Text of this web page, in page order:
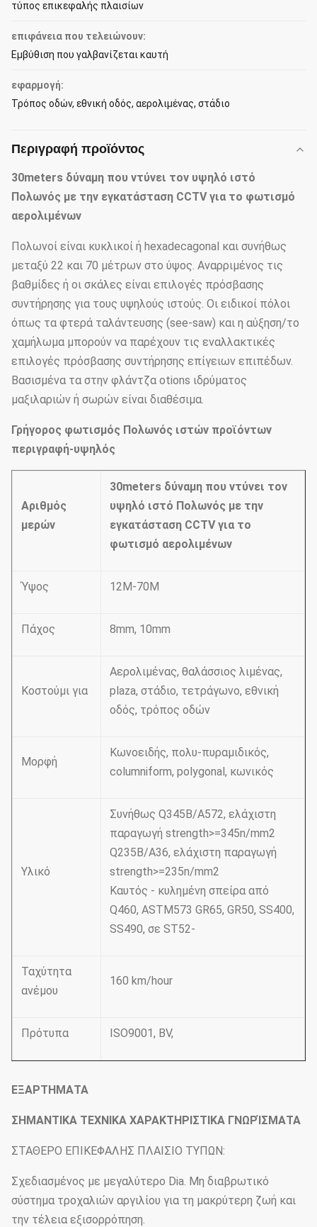
τύπος επικεφαλής πλαισίων
επιφάνεια που τελειώνουν:
Εμβύθιση που γαλβανίζεται καυτή
εφαρμογή:
Τρόπος οδών, εθνική οδός, αερολιμένας, στάδιο
Περιγραφή προϊόντος
30meters δύναμη που ντύνει τον υψηλό ιστό
Πολωνός με την εγκατάσταση CCTV για το φωτισμό
αερολιμένων
Πολωνοί είναι κυκλικοί ή hexadecagonal και συνήθως
μεταξύ 22 και 70 μέτρων στο ύψος. Αναρριμένος τις
βαθμίδες ή οι σκάλες είναι επιλογές πρόσβασης
συντήρησης για τους υψηλούς ιστούς. Οι ειδικοί πόλοι
όπως τα φτερά ταλάντευσης (see-saw) και η αύξηση/το
χαμήλωμα μπορούν να παρέχουν τις εναλλακτικές
επιλογές πρόσβασης συντήρησης επίγειων επιπέδων.
Βασισμένα τα στην φλάντζα otions ιδρύματος
μαξιλαριών ή σωρών είναι διαθέσιμα.
Γρήγορος φωτισμός Πολωνός ιστών προϊόντων
περιγραφή-υψηλός
Αριθμός
μερών
30meters δύναμη που ντύνει τον
υψηλό ιστό Πολωνός με την
εγκατάσταση CCTV για το
φωτισμό αερολιμένων
Ύψος 12M-70M
Πάχος 8mm, 10mm
Κοστούμι για
Αερολιμένας, θαλάσσιος λιμένας,
plaza, στάδιο, τετράγωνο, εθνική
οδός, τρόπος οδών
Μορφή
Κωνοειδής, πολυ-πυραμιδικός,
columniform, polygonal, κωνικός
Υλικό
Συνήθως Q345B/A572, ελάχιστη
παραγωγή strength>=345n/mm2
Q235B/A36, ελάχιστη παραγωγή
strength>=235n/mm2
Καυτός - κυλημένη σπείρα από
Q460, ASTM573 GR65, GR50, SS400,
SS490, σε ST52-
Ταχύτητα
ανέμου
160 km/hour
Πρότυπα ISO9001, BV,
ΕΞΑΡΤΗΜΑΤΑ
ΣΗΜΑΝΤΙΚΑ ΤΕΧΝΙΚΑ ΧΑΡΑΚΤΗΡΙΣΤΙΚΑ ΓΝΩΡΊΣΜΑΤΑ
ΣΤΑΘΕΡΟ ΕΠΙΚΕΦΑΛΗΣ ΠΛΑΙΣΙΟ ΤΥΠΩΝ:
Σχεδιασμένος με μεγαλύτερο Dia. Μη διαβρωτικό
σύστημα τροχαλιών αργιλίου για τη μακρύτερη ζωή και
την τέλεια εξισορρόπηση.